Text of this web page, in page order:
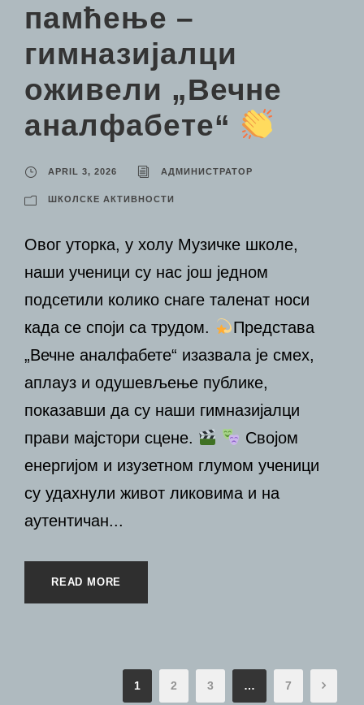
памћење –
гимназијалци
оживели „Вечне
аналфабете“
APRIL 3, 2026 АДМИНИСТРАТОР
ШКОЛСКЕ АКТИВНОСТИ
Овог уторка, у холу Музичке школе,
наши ученици су нас још једном
подсетили колико снаге таленат носи
када се споји са трудом.
Представа
„Вечне аналфабете“ изазвала је смех,
аплауз и одушевљење публике,
показавши да су наши гимназијалци
прави мајстори сцене.
Својом
енергијом и изузетном глумом ученици
су удахнули живот ликовима и на
аутентичан...
READ MORE
1 2 3 … 7